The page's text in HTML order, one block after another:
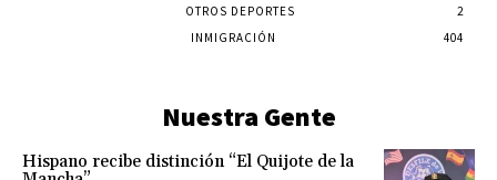
OTROS DEPORTES
2
INMIGRACIÓN
404
Nuestra Gente
Hispano recibe distinción “El Quijote de la